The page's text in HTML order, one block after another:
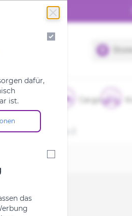
24 Monate
Cargo
Handschuh Bonau 2
Essential
dafür,
ist.
Cookie-Gruppe "Essential"
Marketing
das